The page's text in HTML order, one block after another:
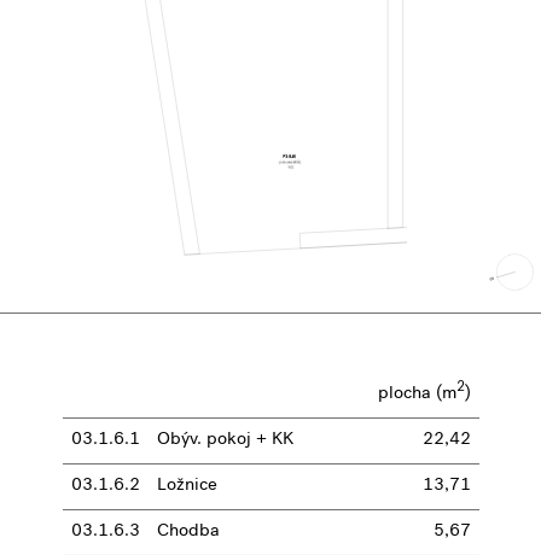
plocha (m2)
03.1.6.1 Obýv. pokoj + KK 22,42
03.1.6.2 Ložnice 13,71
03.1.6.3 Chodba 5,67